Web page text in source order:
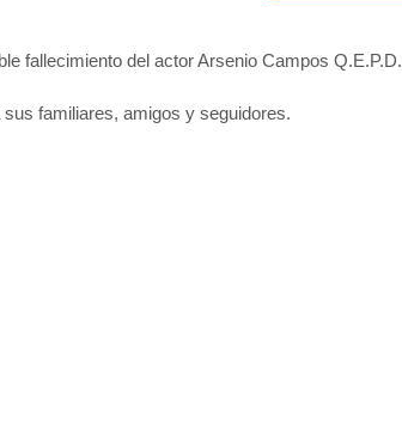
fallecimiento del actor Arsenio Campos Q.E.P.D.
familiares, amigos y seguidores.